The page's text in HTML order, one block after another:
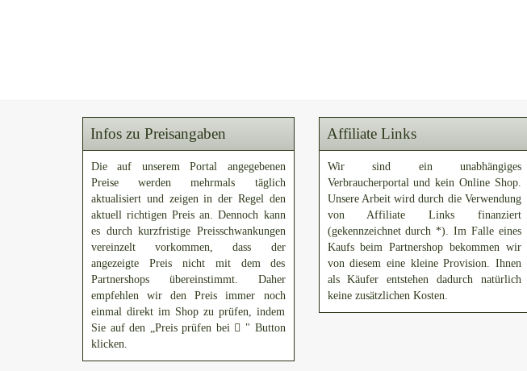
Infos zu Preisangaben
Die auf unserem Portal angegebenen
Preise werden mehrmals täglich
aktualisiert und zeigen in der Regel den
aktuell richtigen Preis an. Dennoch kann
es durch kurzfristige Preisschwankungen
vereinzelt vorkommen, dass der
angezeigte Preis nicht mit dem des
Partnershops übereinstimmt. Daher
empfehlen wir den Preis immer noch
einmal direkt im Shop zu prüfen, indem
Sie auf den „Preis prüfen bei
" Button
klicken.
Affiliate Links
Wir sind ein unabhängiges
Verbraucherportal und kein Online Shop.
Unsere Arbeit wird durch die Verwendung
von Affiliate Links finanziert
(gekennzeichnet durch *). Im Falle eines
Kaufs beim Partnershop bekommen wir
von diesem eine kleine Provision. Ihnen
als Käufer entstehen dadurch natürlich
keine zusätzlichen Kosten.